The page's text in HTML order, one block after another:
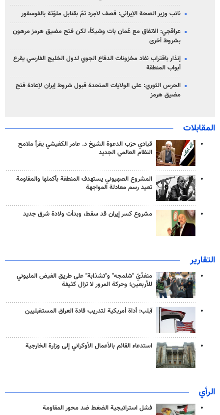
نائب وزير الصحة الإيراني: قصف لامِرد تمّ بقنابل ملوّثة بالفوسفور
عراقجي: الاتفاق مع عُمان بات وشيكاً، لكن فتح مضيق هرمز مرهون
بشروط أخرى
إنذار باقتراب نفاد مخزونات الدفاع الجوي لدول الخليج الفارسي يقرع
أبواب المنطقة
الحرس الثوري: على الولايات المتحدة قبول شروط إيران لإعادة فتح
مضيق هرمز
المقابلات
قيادي حزب الدعوة الشيخ د. عامر الكفيشي يقرأ ملامح
النظام العالمي الجديد
المشروع الصهيوني يستهدف المنطقة بأكملها والمقاومة
تعيد رسم معادلة المواجهة
مشروع كسر إيران قد سقط، وبدأت ولادة شرق جديد
التقارير
منفذَيّ "شلمجه" و"تشذابة" على طريق الفيض المليوني
للأربعين؛ وحركة المرور لا تزال كثيفة
آيلب: أداة أمريكية لتدريب قادة العراق المستقبليين
استدعاء القائم بالأعمال الأوكراني إلى وزارة الخارجية
الرأي
فشل استراتيجية الضغط ضد محور المقاومة